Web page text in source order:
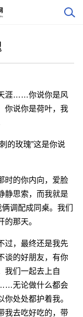
涯……你说你是风
你说你是荷叶，我
的玫瑰”这是你说
的你内向，爱脸
静思索，而我就是
调配成同桌。我们
那天。
，最终还是我先
谈的好朋友，有你
我们一起去上自
无论做什么都会
处处都护着我。
我去吃好吃的，带